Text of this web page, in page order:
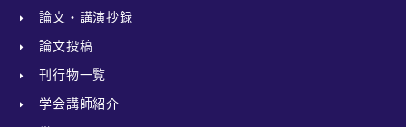
論文・講演抄録
論文投稿
刊行物一覧
学会講師紹介